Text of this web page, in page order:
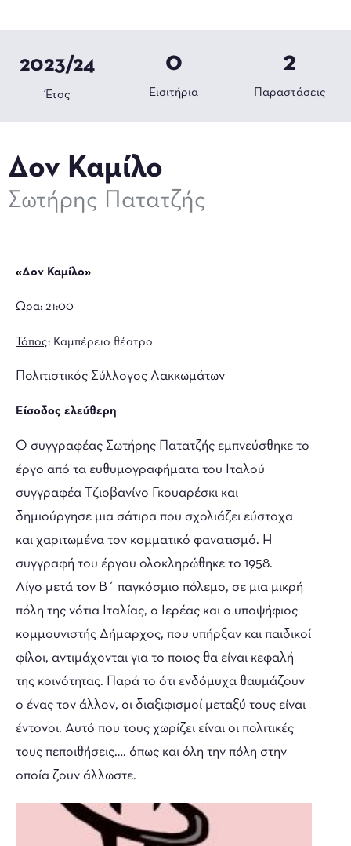
2023/24
Έτος Εισιτήρια
0
Παραστάσεις
2
Δον Καμίλο
Σωτήρης Πατατζής
«Δον Καμίλο»
Ωρα: 21:00
Τόπος: Καμπέρειο θέατρο
Πολιτιστικός Σύλλογος Λακκωμάτων
Είσοδος ελεύθερη
Ο συγγραφέας Σωτήρης Πατατζής εμπνεύσθηκε το
έργο από τα ευθυμογραφήματα του Ιταλού
συγγραφέα Τζιοβανίνο Γκουαρέσκι και
δημιούργησε μια σάτιρα που σχολιάζει εύστοχα
και χαριτωμένα τον κομματικό φανατισμό. Η
συγγραφή του έργου ολοκληρώθηκε το 1958.
Λίγο μετά τον Β΄ παγκόσμιο πόλεμο, σε μια μικρή
πόλη της νότια Ιταλίας, ο Ιερέας και ο υποψήφιος
κομμουνιστής Δήμαρχος, που υπήρξαν και παιδικοί
φίλοι, αντιμάχονται για το ποιος θα είναι κεφαλή
της κοινότητας. Παρά το ότι ενδόμυχα θαυμάζουν
ο ένας τον άλλον, οι διαξιφισμοί μεταξύ τους είναι
έντονοι. Αυτό που τους χωρίζει είναι οι πολιτικές
τους πεποιθήσεις…. όπως και όλη την πόλη στην
οποία ζουν άλλωστε.